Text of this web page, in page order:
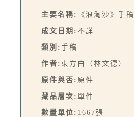
主要名稱: 《浪淘沙》手稿
成文日期: 不詳
類別: 手稿
作者: 東方白（林文德）
原件與否: 原件
藏品層次: 單件
數量單位: 1667張